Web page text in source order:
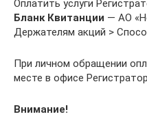
Оплатить услуги
Бланк Квитанции — АО
Держателям акций >
При личном обращении
месте в офисе
Внимание!